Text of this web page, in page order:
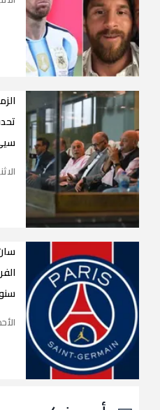
الاثنين 10
الأحد 9 أغسطس